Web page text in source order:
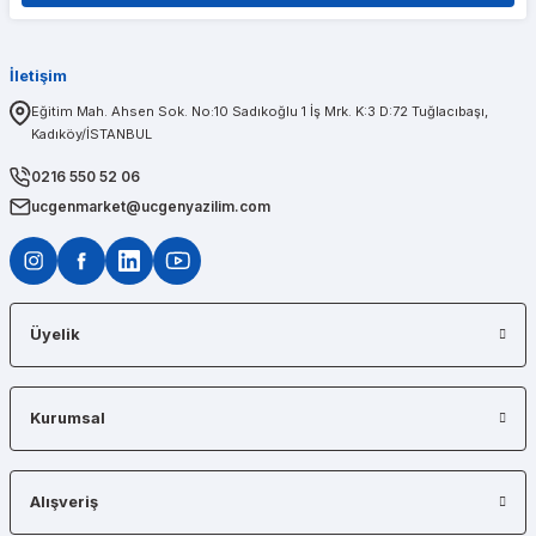
İletişim
Eğitim Mah. Ahsen Sok. No:10 Sadıkoğlu 1 İş Mrk. K:3 D:72 Tuğlacıbaşı,
Kadıköy/İSTANBUL
0216 550 52 06
ucgenmarket@ucgenyazilim.com
Üyelik
Kurumsal
Alışveriş